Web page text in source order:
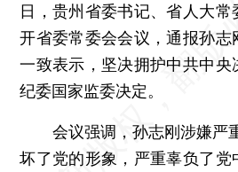
日，贵州省委书记、省人大
开省委常委会会议，通报孙志
一致表示，坚决拥护中共中央
纪委国家监委决定。
会议强调，孙志刚涉嫌严
坏了党的形象，严重辜负了党